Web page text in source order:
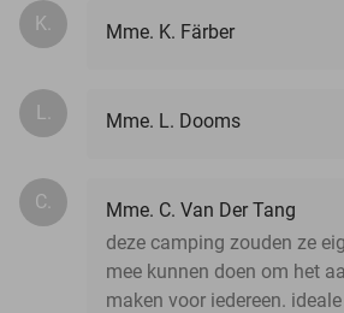
K. Mme. K. Färber
L. Mme. L. Dooms
C.
Mme. C. Van Der Tang
deze camping zouden ze
mee kunnen doen om het
maken voor iedereen.